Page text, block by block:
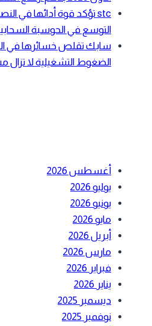
التوسع في الحوسبة السحابية
الضغوط التشغيلية لا تزال
أغسطس 2026
يوليو 2026
يونيو 2026
مايو 2026
أبريل 2026
مارس 2026
فبراير 2026
يناير 2026
ديسمبر 2025
نوفمبر 2025